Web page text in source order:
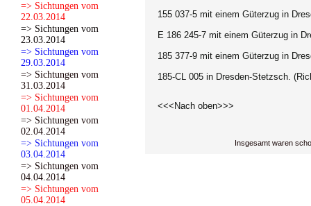
=> Sichtungen vom
22.03.2014
=> Sichtungen vom
23.03.2014
=> Sichtungen vom
29.03.2014
=> Sichtungen vom
31.03.2014
=> Sichtungen vom
01.04.2014
=> Sichtungen vom
02.04.2014
=> Sichtungen vom
03.04.2014
=> Sichtungen vom
04.04.2014
=> Sichtungen vom
05.04.2014
155 037-5 mit einem Güterzug in
E 186 245-7 mit einem Güterzug in
185 377-9 mit einem Güterzug in
185-CL 005 in Dresden-Stetzsch.
<<<Nach oben>>>
Insgesamt waren